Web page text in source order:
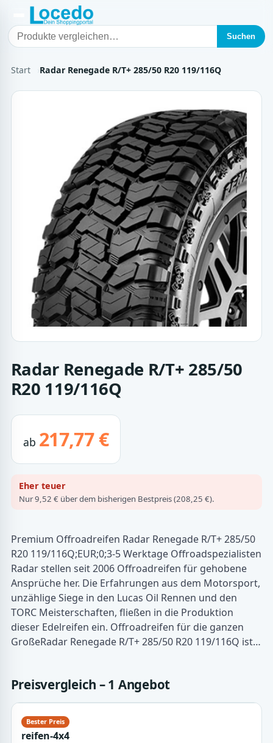
Suchen
Start Radar Renegade R/T+ 285/50 R20 119/116Q
Radar Renegade R/T+ 285/50
R20 119/116Q
ab 217,77 €
Eher teuer
Nur 9,52 € über dem bisherigen Bestpreis (208,25 €).
Premium Offroadreifen Radar Renegade R/T+ 285/50
R20 119/116Q;EUR;0;3-5 Werktage Offroadspezialisten
Radar stellen seit 2006 Offroadreifen für gehobene
Ansprüche her. Die Erfahrungen aus dem Motorsport,
unzählige Siege in den Lucas Oil Rennen und den
TORC Meisterschaften, fließen in die Produktion
dieser Edelreifen ein. Offroadreifen für die ganzen
GroßeRadar Renegade R/T+ 285/50 R20 119/116Q ist…
Preisvergleich – 1 Angebot
reifen-4x4